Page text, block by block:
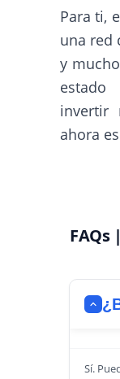
Para ti,
una red
y
invertir
ahora
FAQs
Sí.